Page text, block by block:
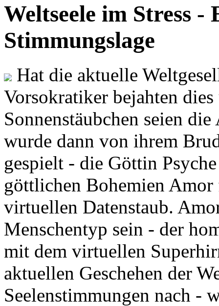
Weltseele im Stress -
Stimmungslage
Hat die aktuelle
Vorsokratiker bejahten
Sonnenstäubchen seien
wurde dann von ihrem
gespielt - die Göttin
göttlichen Bohemien
virtuellen Datenstaub.
Menschentyp sein - der
mit dem virtuellen
aktuellen Geschehen der
Seelenstimmungen nach -